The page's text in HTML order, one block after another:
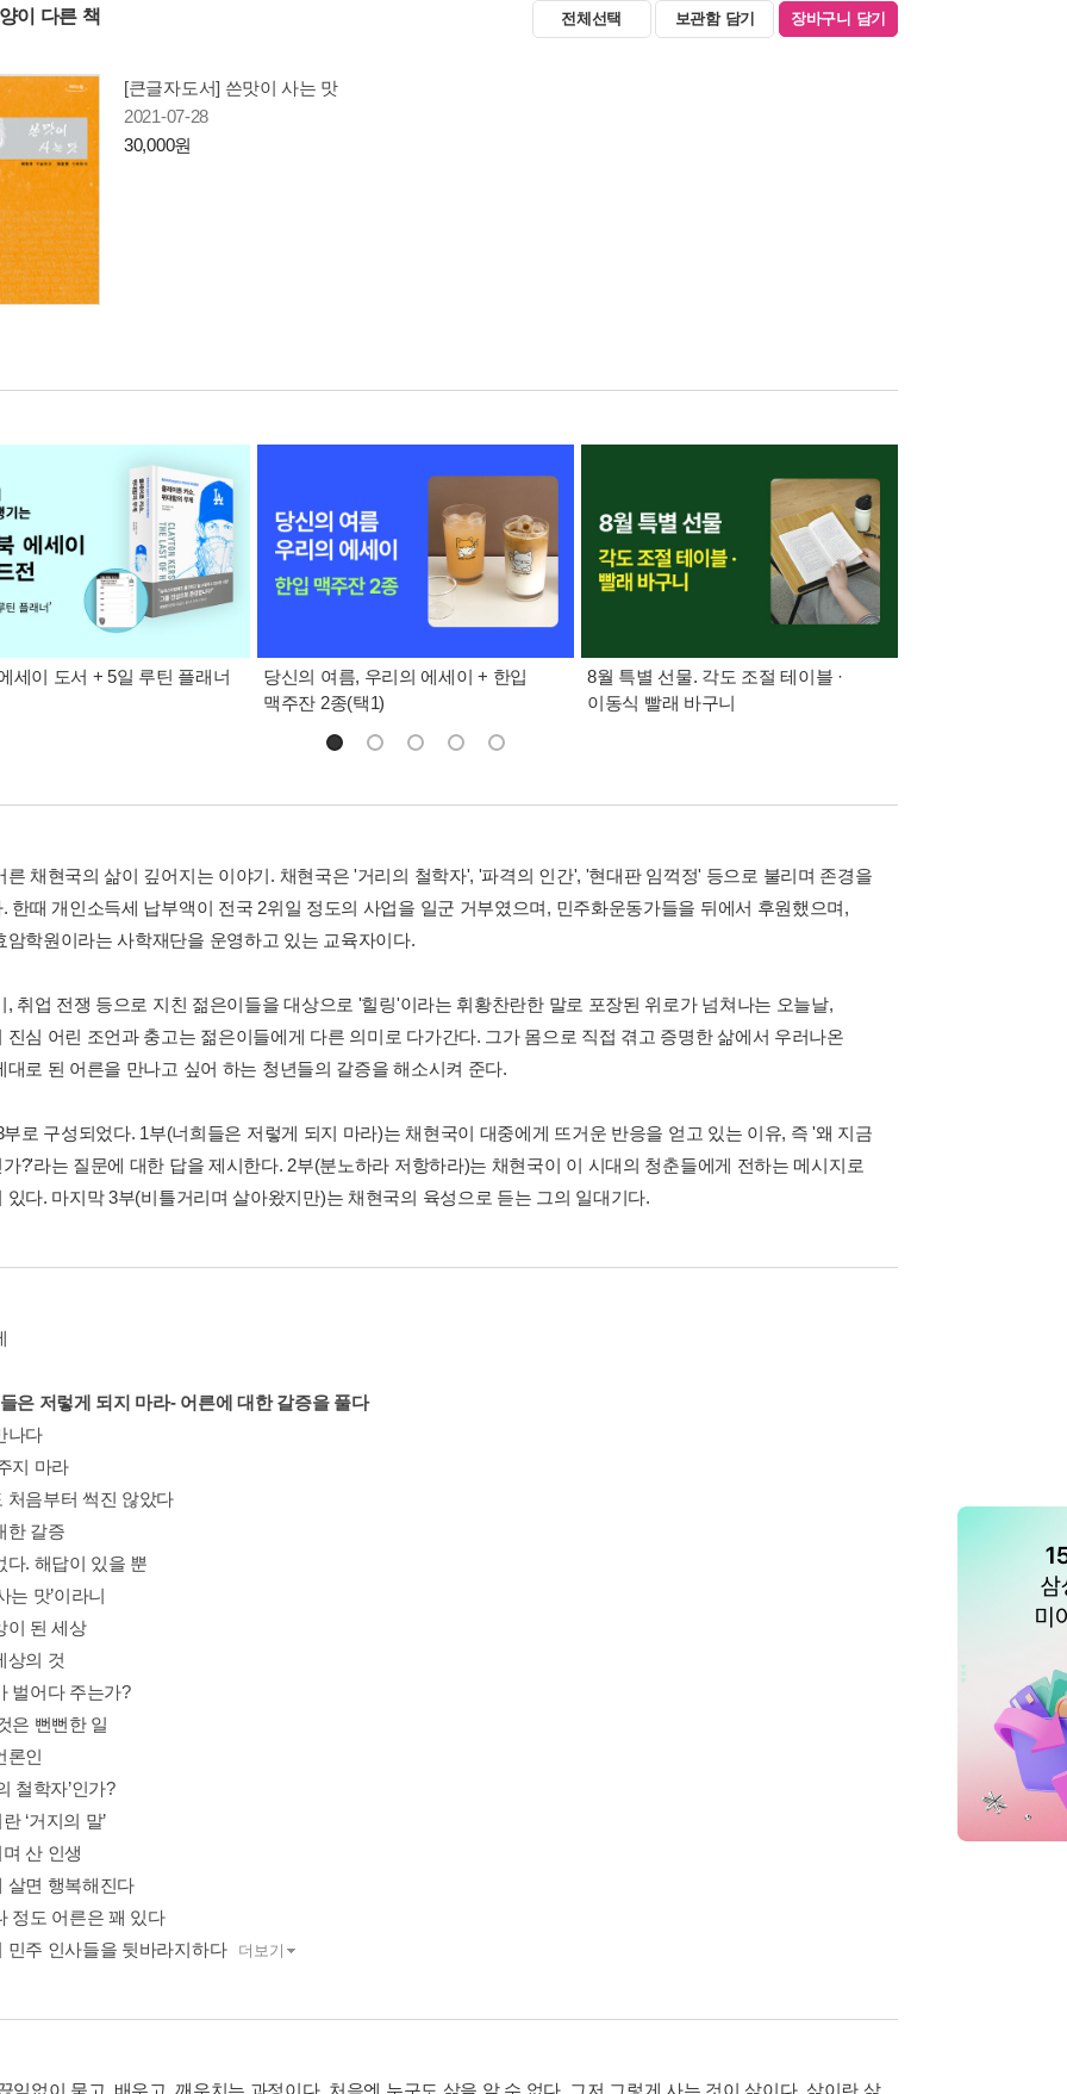
이 다른 책 전체선택 보관함 담기 장바구니 담기
[큰글자도서] 쓴맛이 사는 맛
2021-07-28
30,000원
세이 도서 + 5일 루틴 플래너
당신의 여름, 우리의 에세이 + 한입
맥주잔 2종(택1)
8월 특별 선물. 각도 조절 테이블 ·
이동식 빨래 바구니
른 채현국의 삶이 깊어지는 이야기. 채현국은 '거리의 철학자', '파격의 인간', '현대판 임꺽정' 등으로 불리며 존경을
한때 개인소득세 납부액이 전국 2위일 정도의 사업을 일군 거부였으며, 민주화운동가들을 뒤에서 후원했으며,
암학원이라는 사학재단을 운영하고 있는 교육자이다.
, 취업 전쟁 등으로 지친 젊은이들을 대상으로 '힐링'이라는 휘황찬란한 말로 포장된 위로가 넘쳐나는 오늘날,
진심 어린 조언과 충고는 젊은이들에게 다른 의미로 다가간다. 그가 몸으로 직접 겪고 증명한 삶에서 우러나온
대로 된 어른을 만나고 싶어 하는 청년들의 갈증을 해소시켜 준다.
로 구성되었다. 1부(너희들은 저렇게 되지 마라)는 채현국이 대중에게 뜨거운 반응을 얻고 있는 이유, 즉 '왜 지금
?'라는 질문에 대한 답을 제시한다. 2부(분노하라 저항하라)는 채현국이 이 시대의 청춘들에게 전하는 메시지로
있다. 마지막 3부(비틀거리며 살아왔지만)는 채현국의 육성으로 듣는 그의 일대기다.
은 저렇게 되지 마라- 어른에 대한 갈증을 풀다
나다
지 마라
처음부터 썩진 않았다
한 갈증
다. 해답이 있을 뿐
는 맛’이라니
이 된 세상
상의 것
벌어다 주는가?
은 뻔뻔한 일
론인
철학자’인가?
‘거지의 말’
산 인생
살면 행복해진다
정도 어른은 꽤 있다
민주 인사들을 뒷바라지하다
더보기
임없이 묻고, 배우고, 깨우치는 과정이다. 처음엔 누구도 삶을 알 수 없다. 그저 그렇게 사는 것이 삶이다. 삶이란 삶